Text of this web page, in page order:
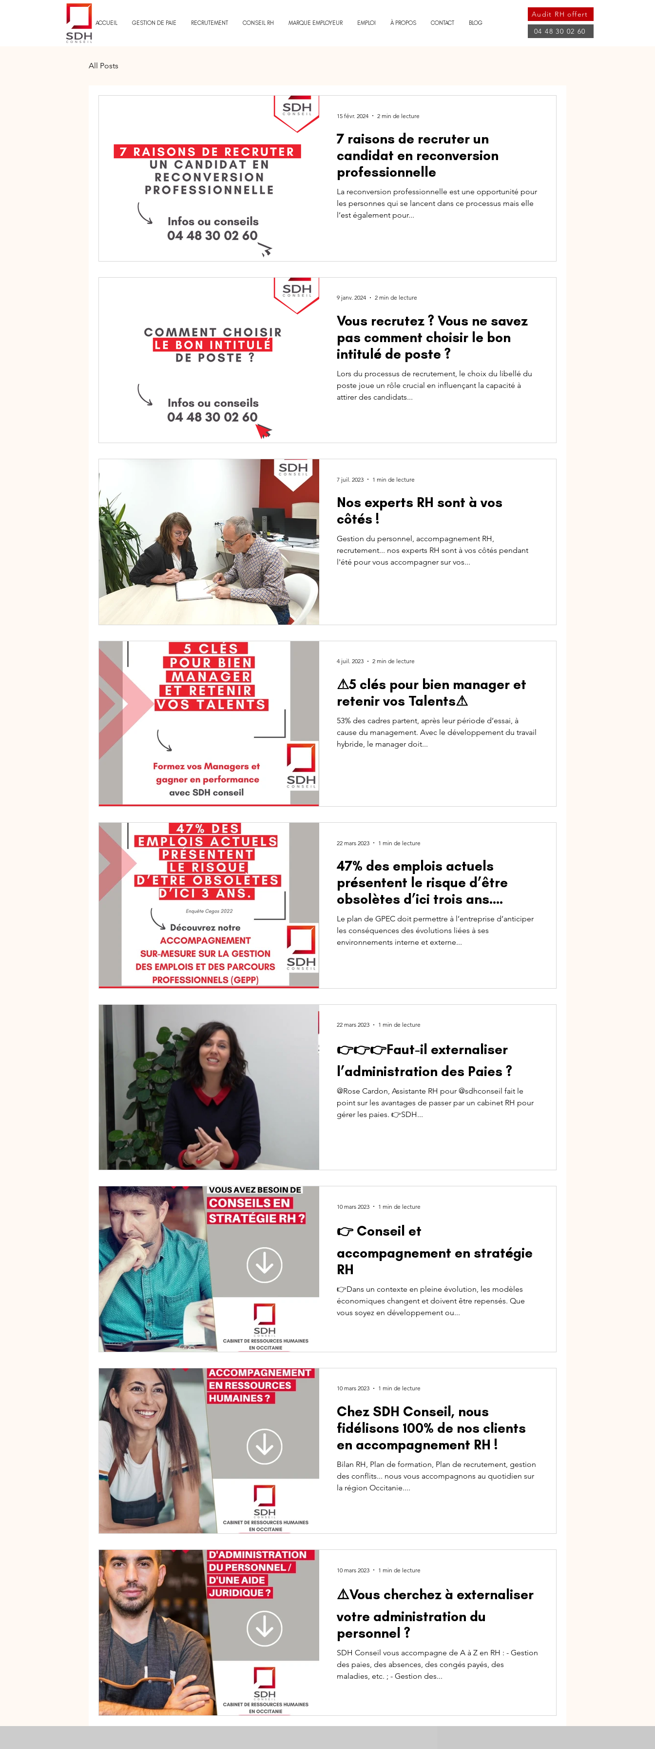
ACCUEIL GESTION DE PAIE RECRUTEMENT CONSEIL RH MARQUE EMPLOYEUR EMPLOI À PROPOS CONTACT BLOG
Audit RH offert
04 48 30 02 60
All Posts
7 raisons de recruter un
candidat en reconversion
professionnelle
La reconversion professionnelle est une opportunité pour
les personnes qui se lancent dans ce processus mais elle
l’est également pour...
15 févr. 2024 2 min de lecture
Vous recrutez ? Vous ne savez
pas comment choisir le bon
intitulé de poste ?
Lors du processus de recrutement, le choix du libellé du
poste joue un rôle crucial en influençant la capacité à
attirer des candidats...
9 janv. 2024 2 min de lecture
Nos experts RH sont à vos
côtés !
Gestion du personnel, accompagnement RH,
recrutement... nos experts RH sont à vos côtés pendant
l'été pour vous accompagner sur vos...
7 juil. 2023 1 min de lecture
⚠5 clés pour bien manager et
retenir vos Talents⚠
53% des cadres partent, après leur période d’essai, à
cause du management. Avec le développement du travail
hybride, le manager doit...
4 juil. 2023 2 min de lecture
47% des emplois actuels
présentent le risque d’être
obsolètes d’ici trois ans.
*Enquête Cegos
Le plan de GPEC doit permettre à l’entreprise d’anticiper
les conséquences des évolutions liées à ses
environnements interne et externe...
22 mars 2023 1 min de lecture
👉👉👉Faut-il externaliser
l’administration des Paies ?
@Rose Cardon, Assistante RH pour @sdhconseil fait le
point sur les avantages de passer par un cabinet RH pour
gérer les paies. 👉SDH...
22 mars 2023 1 min de lecture
👉 Conseil et
accompagnement en stratégie
RH
👉Dans un contexte en pleine évolution, les modèles
économiques changent et doivent être repensés. Que
vous soyez en développement ou...
10 mars 2023 1 min de lecture
Chez SDH Conseil, nous
fidélisons 100% de nos clients
en accompagnement RH !
Bilan RH, Plan de formation, Plan de recrutement, gestion
des conflits... nous vous accompagnons au quotidien sur
la région Occitanie....
10 mars 2023 1 min de lecture
⚠️Vous cherchez à externaliser
votre administration du
personnel ?
SDH Conseil vous accompagne de A à Z en RH : - Gestion
des paies, des absences, des congés payés, des
maladies, etc. ; - Gestion des...
10 mars 2023 1 min de lecture